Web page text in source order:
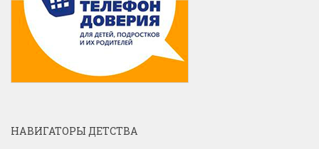
НАВИГАТОРЫ ДЕТСТВА